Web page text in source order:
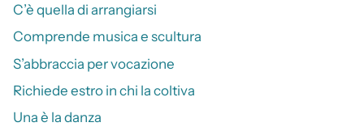
C’è quella di arrangiarsi
Comprende musica e scultura
S’abbraccia per vocazione
Richiede estro in chi la coltiva
Una è la danza